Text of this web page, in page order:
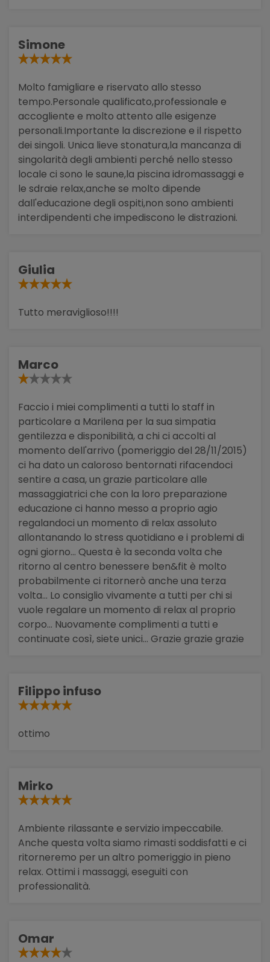
Simone
Molto famigliare e riservato allo stesso
tempo.Personale qualificato,professionale e
accogliente e molto attento alle esigenze
personali.Importante la discrezione e il rispetto
dei singoli. Unica lieve stonatura,la mancanza di
singolarità degli ambienti perché nello stesso
locale ci sono le saune,la piscina idromassaggi e
le sdraie relax,anche se molto dipende
dall'educazione degli ospiti,non sono ambienti
interdipendenti che impediscono le distrazioni.
Giulia
Tutto meraviglioso!!!!
Marco
Faccio i miei complimenti a tutti lo staff in
particolare a Marilena per la sua simpatia
gentilezza e disponibilità, a chi ci accolti al
momento dell'arrivo (pomeriggio del 28/11/2015)
ci ha dato un caloroso bentornati rifacendoci
sentire a casa, un grazie particolare alle
massaggiatrici che con la loro preparazione
educazione ci hanno messo a proprio agio
regalandoci un momento di relax assoluto
allontanando lo stress quotidiano e i problemi di
ogni giorno... Questa è la seconda volta che
ritorno al centro benessere ben&fit è molto
probabilmente ci ritornerò anche una terza
volta... Lo consiglio vivamente a tutti per chi si
vuole regalare un momento di relax al proprio
corpo... Nuovamente complimenti a tutti e
continuate così, siete unici... Grazie grazie grazie
Filippo infuso
ottimo
Mirko
Ambiente rilassante e servizio impeccabile.
Anche questa volta siamo rimasti soddisfatti e ci
ritorneremo per un altro pomeriggio in pieno
relax. Ottimi i massaggi, eseguiti con
professionalità.
Omar